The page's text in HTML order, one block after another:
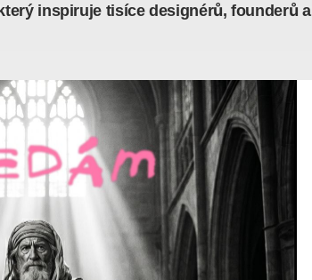
inspiruje tisíce designérů, founderů a